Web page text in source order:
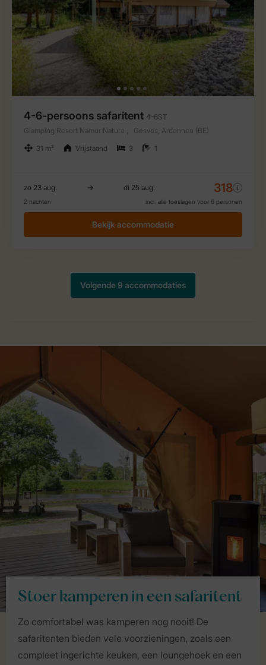
Stoer kamperen in een safaritent
Zo comfortabel was kamperen nog nooit! De
safaritenten bieden vele voorzieningen, zoals een
compleet ingerichte keuken, een loungehoek en een